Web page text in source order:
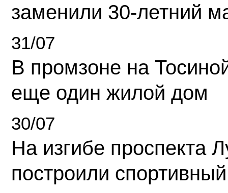
заменили 30-летний
31/07
В промзоне на
еще один жилой дом
30/07
На изгибе проспекта
построили